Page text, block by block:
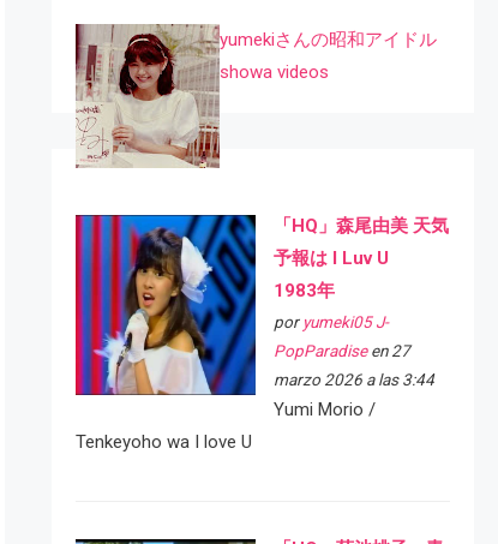
yumekiさんの昭和アイドル
showa videos
「HQ」森尾由美 天気
予報は I Luv U
1983年
por yumeki05 J-
PopParadiseen 27
marzo 2026 a las 3:44
Yumi Morio /
Tenkeyoho wa I love U